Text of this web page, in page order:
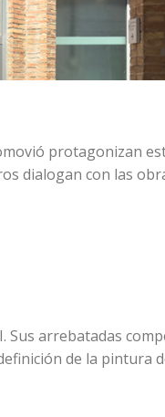
protagonizan
dialogan con las
arrebatadas
de la pintura